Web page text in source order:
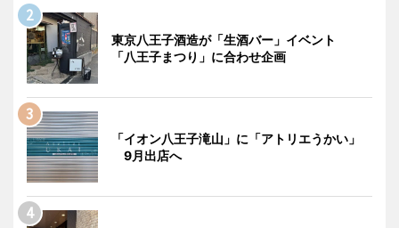
東京八王子酒造が「生酒バー」イベント
「八王子まつり」に合わせ企画
「イオン八王子滝山」に「アトリエうかい」
9月出店へ